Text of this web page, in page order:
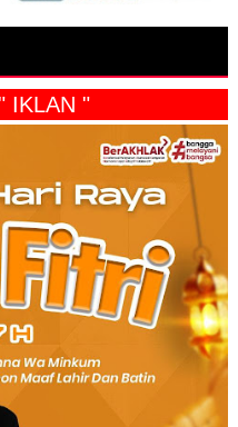
" IKLAN "